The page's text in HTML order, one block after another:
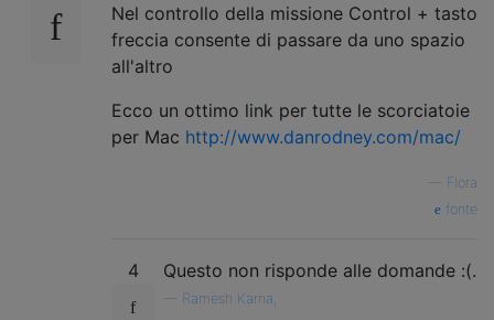
Nel controllo della missione Control + tasto
freccia consente di passare da uno spazio
all'altro
Ecco un ottimo link per tutte le scorciatoie
per Mac http://www.danrodney.com/mac/
Flora
fonte
4 Questo non risponde alle domande :(.
Ramesh Karna,